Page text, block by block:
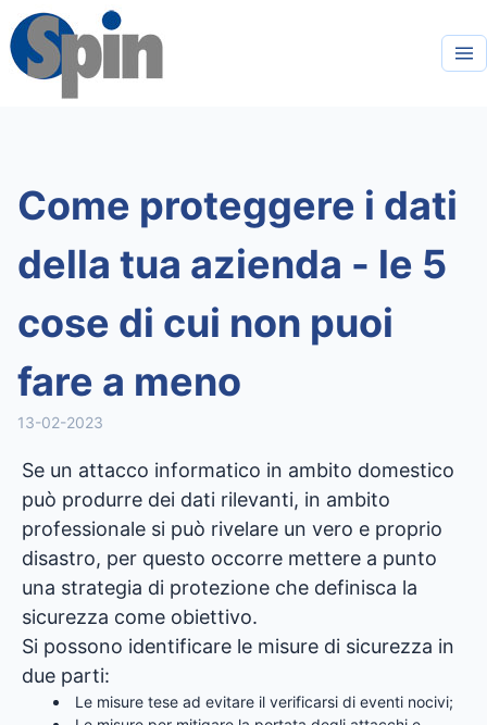
Come proteggere i dati
della tua azienda - le 5
cose di cui non puoi
fare a meno
13-02-2023
Se un attacco informatico in ambito domestico
può produrre dei dati rilevanti, in ambito
professionale si può rivelare un vero e proprio
disastro, per questo occorre mettere a punto
una strategia di protezione che definisca la
sicurezza come obiettivo.
Si possono identificare le misure di sicurezza in
due parti:
Le misure tese ad evitare il verificarsi di eventi nocivi;